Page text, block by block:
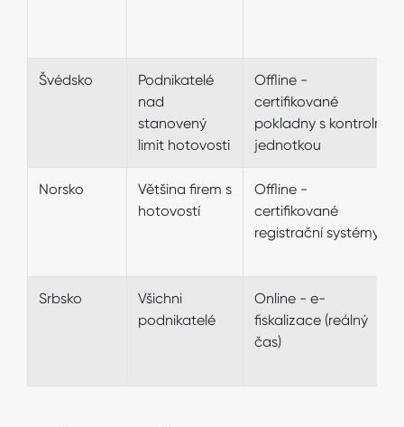
Švédsko
Podnikatelé
nad
stanovený
limit hotovosti
Offline -
certifikované
pokladny s kontrolní
jednotkou
Norsko
Většina firem s
hotovostí
Offline -
certifikované
registrační systémy
Srbsko
Všichni
podnikatelé
Online - e-
fiskalizace (reálný
čas)